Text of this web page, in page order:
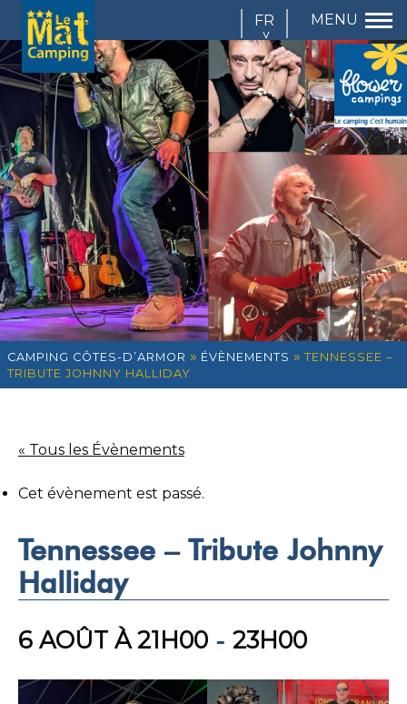
FR
EN
DE
IT
CAMPING CÔTES-D’ARMOR » ÉVÈNEMENTS » TENNESSEE –
TRIBUTE JOHNNY HALLIDAY
« Tous les Évènements
Cet évènement est passé.
Tennessee – Tribute Johnny
Halliday
6 AOÛT À 21H00 - 23H00